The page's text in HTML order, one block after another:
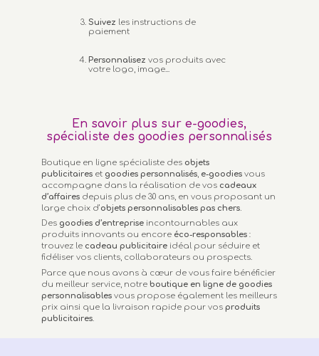
Suivez les instructions de
paiement
Personnalisez vos produits avec
votre logo, image...
En savoir plus sur e-goodies,
spécialiste des goodies personnalisés
Boutique en ligne spécialiste des objets
publicitaires et goodies personnalisés, e-goodies vous
accompagne dans la réalisation de vos cadeaux
d’affaires depuis plus de 30 ans, en vous proposant un
large choix d’objets personnalisables pas chers.
Des goodies d’entreprise incontournables aux
produits innovants ou encore éco-responsables :
trouvez le cadeau publicitaire idéal pour séduire et
fidéliser vos clients, collaborateurs ou prospects.
Parce que nous avons à cœur de vous faire bénéficier
du meilleur service, notreboutique en ligne de goodies
personnalisables vous propose également les meilleurs
prix ainsi que la livraison rapide pour vos produits
publicitaires.